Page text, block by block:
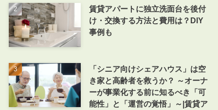
賃貸アパートに独立洗面台を後付
け・交換する方法と費用は？DIY
事例も
「シニア向けシェアハウス」は空
き家と高齢者を救うか？ ～オーナ
ーが事業化する前に知るべき「可
能性」と「運営の覚悟」～|賃貸ア